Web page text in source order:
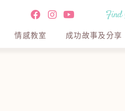
Find
情感教室 成功故事及分享